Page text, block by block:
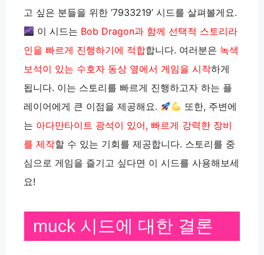
고 싶은 분들을 위한 ‘7933219’ 시드를 살펴볼게요.
이 시드는 Bob Dragon과 함께 선택적 스토리라
인을 빠르게 진행하기에 적합합니다. 여러분은 녹색
보석이 있는 수호자 동상 옆에서 게임을 시작하게
됩니다. 이는 스토리를 빠르게 진행하고자 하는 플
레이어에게 큰 이점을 제공해요.
또한, 주변에
는 아다만타이트 광석이 있어, 빠르게 강력한 장비
를 제작할 수 있는 기회를 제공합니다. 스토리를 중
심으로 게임을 즐기고 싶다면 이 시드를 사용해보세
요!
muck 시드에 대한 결론